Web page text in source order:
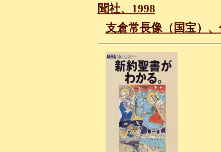
聞社、1998
支倉常長像（国宝）